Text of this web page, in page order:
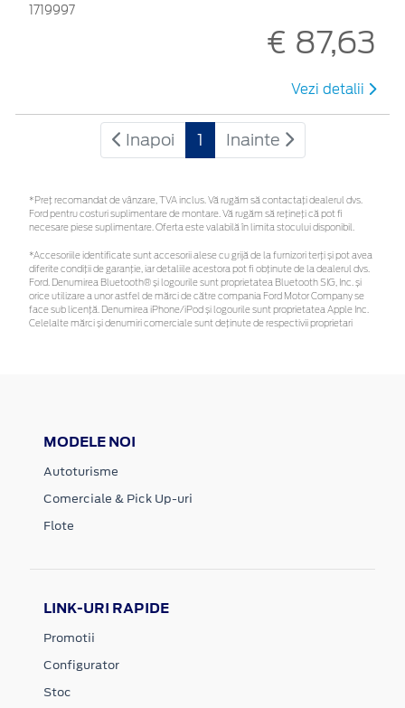
1719997
€ 87,63
Vezi detalii
Inapoi 1 Inainte
*Preţ recomandat de vânzare, TVA inclus. Vă rugăm să contactaţi dealerul dvs.
Ford pentru costuri suplimentare de montare. Vă rugăm să rețineți că pot fi
necesare piese suplimentare. Oferta este valabilă în limita stocului disponibil.
*Accesoriile identificate sunt accesorii alese cu grijă de la furnizori terți și pot avea
diferite condiții de garanție, iar detaliile acestora pot fi obținute de la dealerul dvs.
Ford. Denumirea Bluetooth® și logourile sunt proprietatea Bluetooth SIG, Inc. și
orice utilizare a unor astfel de mărci de către compania Ford Motor Company se
face sub licență. Denumirea iPhone/iPod și logourile sunt proprietatea Apple Inc.
Celelalte mărci și denumiri comerciale sunt deținute de respectivii proprietari
MODELE NOI
Autoturisme
Comerciale & Pick Up-uri
Flote
LINK-URI RAPIDE
Promotii
Configurator
Stoc